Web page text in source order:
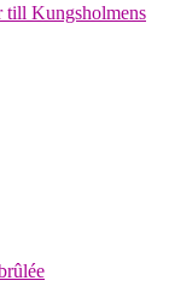
till Kungsholmens